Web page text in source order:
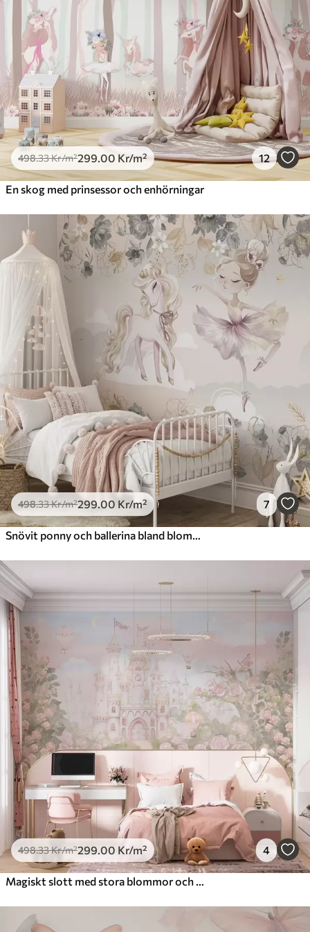
Premiumvinyl
725 .00 .00Kr/m²
Peel and Stick
900 .00 540.00 Kr/m²
498.33Kr/m²299 .00 Kr/m² 12
En skog med prinsessor och enhörningar
498.33Kr/m²299.00 Kr/m² 7
498.33Kr/m²299 .00 Kr/m² 4